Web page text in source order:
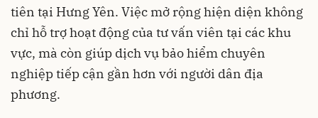
tiên tại Hưng Yên. Việc mở rộng hiện diện không
chỉ hỗ trợ hoạt động của tư vấn viên tại các khu
vực, mà còn giúp dịch vụ bảo hiểm chuyên
nghiệp tiếp cận gần hơn với người dân địa
phương.